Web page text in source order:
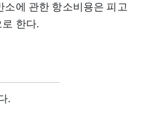
소에 관한 항소비용은 피고
한다.
.